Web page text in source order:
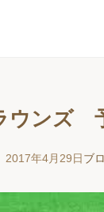
ウンズ
2017年4月29日ブ